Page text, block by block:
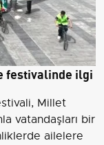
festivalinde ilgi
Millet
vatandaşları bir
ailelere